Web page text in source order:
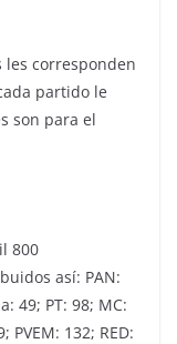
les corresponden
partido le
son para el
800
así: PAN:
49; PT: 98; MC:
132; RED: